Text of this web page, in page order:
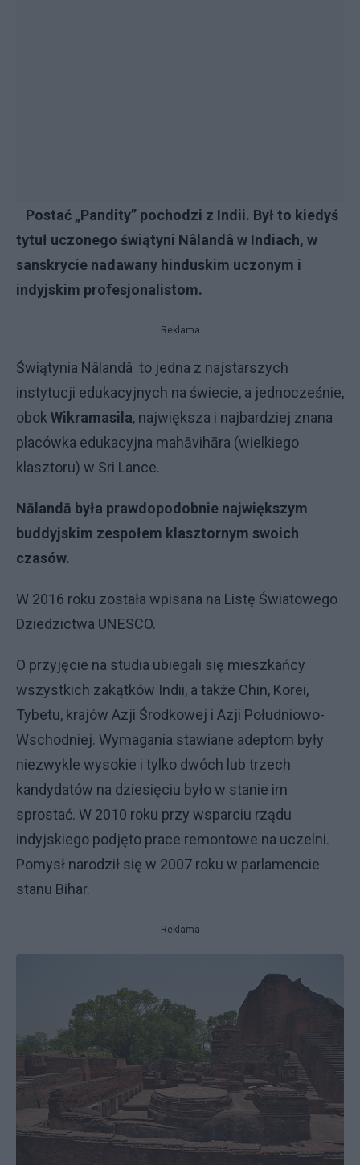
Postać „Pandity” pochodzi z Indii. Był to kiedyś
tytuł uczonego świątyni Nâlandâ w Indiach, w
sanskrycie nadawany hinduskim uczonym i
indyjskim profesjonalistom.
Reklama
Świątynia Nâlandâ to jedna z najstarszych
instytucji edukacyjnych na świecie, a jednocześnie,
obok Wikramasila, największa i najbardziej znana
placówka edukacyjna mahāvihāra (wielkiego
klasztoru) w Sri Lance.
Nālandā była prawdopodobnie największym
buddyjskim zespołem klasztornym swoich
czasów.
W 2016 roku została wpisana na Listę Światowego
Dziedzictwa UNESCO.
O przyjęcie na studia ubiegali się mieszkańcy
wszystkich zakątków Indii, a także Chin, Korei,
Tybetu, krajów Azji Środkowej i Azji Południowo-
Wschodniej. Wymagania stawiane adeptom były
niezwykle wysokie i tylko dwóch lub trzech
kandydatów na dziesięciu było w stanie im
sprostać. W 2010 roku przy wsparciu rządu
indyjskiego podjęto prace remontowe na uczelni.
Pomysł narodził się w 2007 roku w parlamencie
stanu Bihar.
Reklama